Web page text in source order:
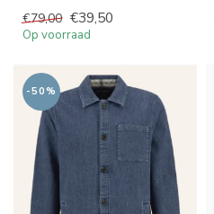
€79,00 €39,50
Op voorraad
-50%